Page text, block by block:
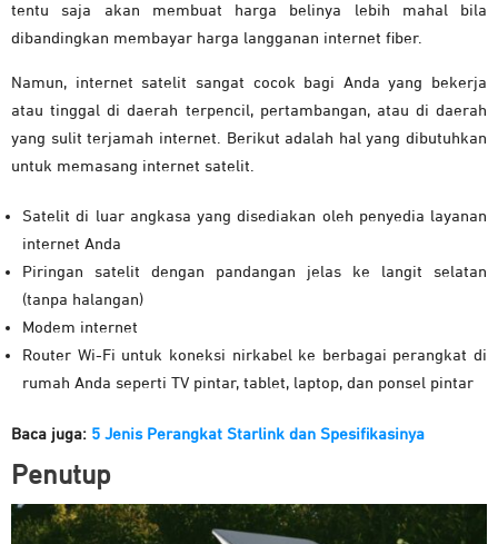
tentu saja akan membuat harga belinya lebih mahal bila
dibandingkan membayar harga langganan internet fiber.
Namun, internet satelit sangat cocok bagi Anda yang bekerja
atau tinggal di daerah terpencil, pertambangan, atau di daerah
yang sulit terjamah internet. Berikut adalah hal yang dibutuhkan
untuk memasang internet satelit.
Satelit di luar angkasa yang disediakan oleh penyedia layanan
internet Anda
Piringan satelit dengan pandangan jelas ke langit selatan
(tanpa halangan)
Modem internet
Router Wi-Fi untuk koneksi nirkabel ke berbagai perangkat di
rumah Anda seperti TV pintar, tablet, laptop, dan ponsel pintar
Baca juga: 5 Jenis Perangkat Starlink dan Spesifikasinya
Penutup